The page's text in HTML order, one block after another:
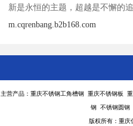
新是永恒的主题，超越是不懈的追
m.cqrenbang.b2b168.com
主营产品：重庆不锈钢工角槽钢 重庆不锈钢板
钢 不锈钢圆钢
版权所有：重庆